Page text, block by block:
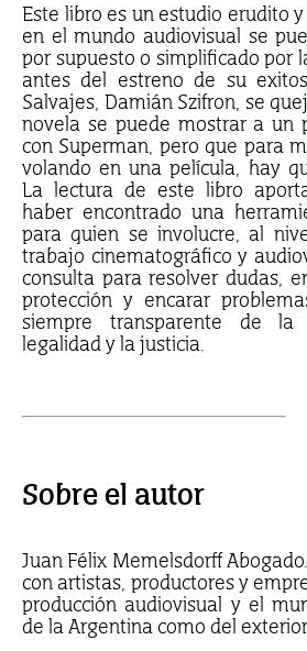
Este libro es un estudio erudito
en el mundo audiovisual se
por supuesto o simplificado por
antes del estreno de su
Salvajes, Damián Szifron, se
novela se puede mostrar a un
con Superman, pero que para
volando en una película, hay
La lectura de este libro
haber encontrado una
para quien se involucre, al
trabajo cinematográfico y
consulta para resolver dudas,
protección y encarar
siempre transparente de la
legalidad y la justicia.
Sobre el autor
Juan Félix Memelsdorff
con artistas, productores y
producción audiovisual y el
de la Argentina como del